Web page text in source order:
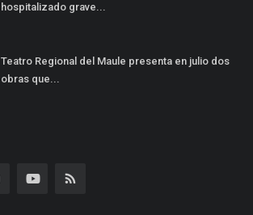
hospitalizado grave...
Teatro Regional del Maule presenta en julio dos
obras que...